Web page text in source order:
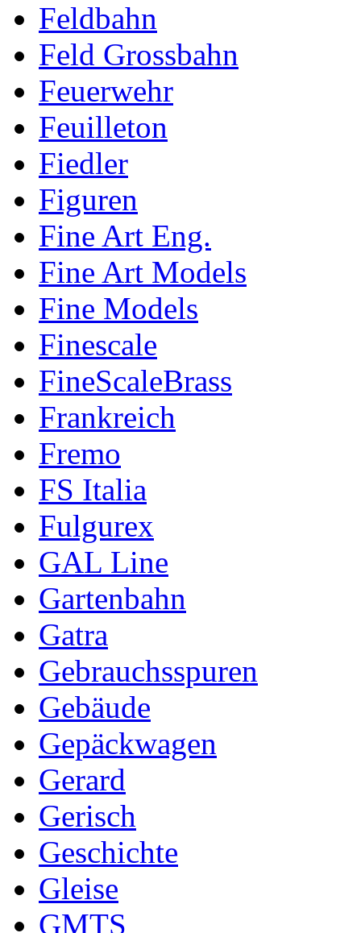
Feldbahn
Feld Grossbahn
Feuerwehr
Feuilleton
Fiedler
Figuren
Fine Art Eng.
Fine Art Models
Fine Models
Finescale
FineScaleBrass
Frankreich
Fremo
FS Italia
Fulgurex
GAL Line
Gartenbahn
Gatra
Gebrauchsspuren
Gebäude
Gepäckwagen
Gerard
Gerisch
Geschichte
Gleise
GMTS